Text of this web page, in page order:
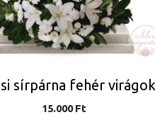
sírpárna fehér
15.000Ft